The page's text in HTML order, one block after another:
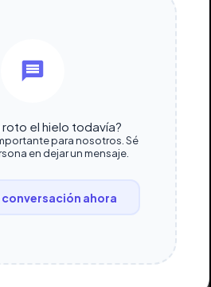
roto el hielo todavía?
para nosotros. Sé
en dejar un mensaje.
conversación ahora